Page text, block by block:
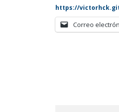
https://
Correo